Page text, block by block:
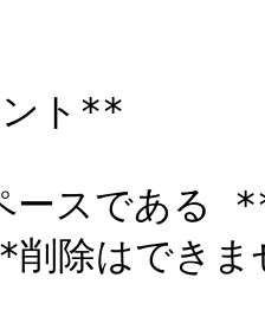
ト**
ースである